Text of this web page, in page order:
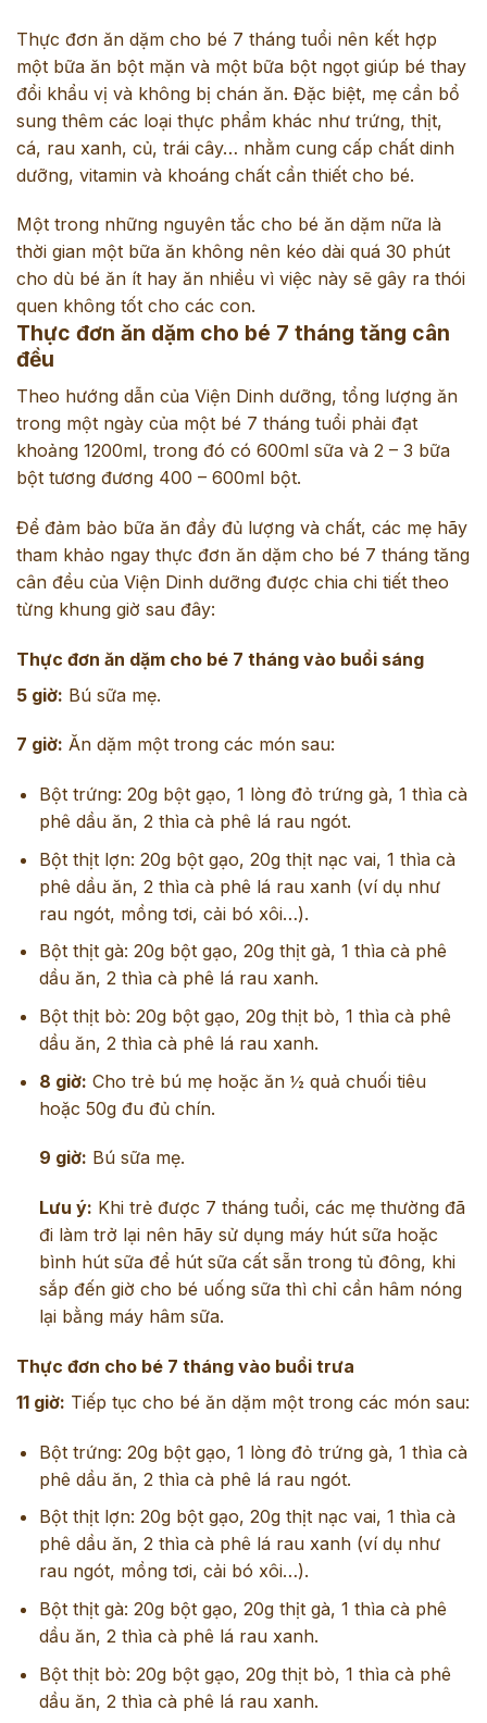
Thực đơn ăn dặm cho bé 7 tháng tuổi nên kết hợp
một bữa ăn bột mặn và một bữa bột ngọt giúp bé thay
đổi khẩu vị và không bị chán ăn. Đặc biệt, mẹ cần bổ
sung thêm các loại thực phẩm khác như trứng, thịt,
cá, rau xanh, củ, trái cây… nhằm cung cấp chất dinh
dưỡng, vitamin và khoáng chất cần thiết cho bé.
Một trong những nguyên tắc cho bé ăn dặm nữa là
thời gian một bữa ăn không nên kéo dài quá 30 phút
cho dù bé ăn ít hay ăn nhiều vì việc này sẽ gây ra thói
quen không tốt cho các con.
Thực đơn ăn dặm cho bé 7 tháng tăng cân
đều
Theo hướng dẫn của Viện Dinh dưỡng, tổng lượng ăn
trong một ngày của một bé 7 tháng tuổi phải đạt
khoảng 1200ml, trong đó có 600ml sữa và 2 – 3 bữa
bột tương đương 400 – 600ml bột.
Để đảm bảo bữa ăn đầy đủ lượng và chất, các mẹ hãy
tham khảo ngay thực đơn ăn dặm cho bé 7 tháng tăng
cân đều của Viện Dinh dưỡng được chia chi tiết theo
từng khung giờ sau đây:
Thực đơn ăn dặm cho bé 7 tháng vào buổi sáng
5 giờ: Bú sữa mẹ.
7 giờ: Ăn dặm một trong các món sau:
Bột trứng: 20g bột gạo, 1 lòng đỏ trứng gà, 1 thìa cà
phê dầu ăn, 2 thìa cà phê lá rau ngót.
Bột thịt lợn: 20g bột gạo, 20g thịt nạc vai, 1 thìa cà
phê dầu ăn, 2 thìa cà phê lá rau xanh (ví dụ như
rau ngót, mồng tơi, cải bó xôi…).
Bột thịt gà: 20g bột gạo, 20g thịt gà, 1 thìa cà phê
dầu ăn, 2 thìa cà phê lá rau xanh.
Bột thịt bò: 20g bột gạo, 20g thịt bò, 1 thìa cà phê
dầu ăn, 2 thìa cà phê lá rau xanh.
8 giờ: Cho trẻ bú mẹ hoặc ăn ½ quả chuối tiêu
hoặc 50g đu đủ chín.
9 giờ: Bú sữa mẹ.
Lưu ý: Khi trẻ được 7 tháng tuổi, các mẹ thường đã
đi làm trở lại nên hãy sử dụng máy hút sữa hoặc
bình hút sữa để hút sữa cất sẵn trong tủ đông, khi
sắp đến giờ cho bé uống sữa thì chỉ cần hâm nóng
lại bằng máy hâm sữa.
Thực đơn cho bé 7 tháng vào buổi trưa
11 giờ: Tiếp tục cho bé ăn dặm một trong các món sau:
Bột trứng: 20g bột gạo, 1 lòng đỏ trứng gà, 1 thìa cà
phê dầu ăn, 2 thìa cà phê lá rau ngót.
Bột thịt lợn: 20g bột gạo, 20g thịt nạc vai, 1 thìa cà
phê dầu ăn, 2 thìa cà phê lá rau xanh (ví dụ như
rau ngót, mồng tơi, cải bó xôi…).
Bột thịt gà: 20g bột gạo, 20g thịt gà, 1 thìa cà phê
dầu ăn, 2 thìa cà phê lá rau xanh.
Bột thịt bò: 20g bột gạo, 20g thịt bò, 1 thìa cà phê
dầu ăn, 2 thìa cà phê lá rau xanh.